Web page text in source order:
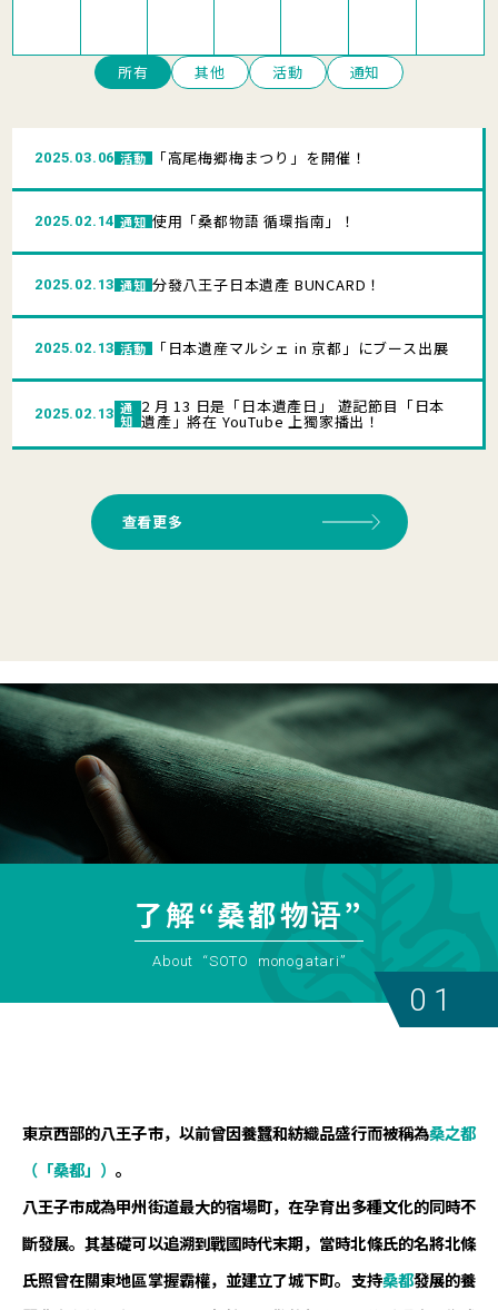
所有 其他 活動 通知
2025.03.06 活動 「高尾梅郷梅まつり」を開催！
2025.02.14 通知 使用「桑都物語 循環指南」！
2025.02.13 通知 分發八王子日本遺產 BUNCARD！
2025.02.13 活動 「日本遺産マルシェ in 京都」にブース出展
2025.02.13 通
知
2 月 13 日是「日本遺產日」 遊記節目「日本
遺產」將在 YouTube 上獨家播出！
查看更多
了解“桑都物语”
About “SOTO monogatari”
01
東京西部的八王子市，以前曾因養蠶和紡織品盛行而被稱為桑之都
（「桑都」） 。
八王子市成為甲州街道最大的宿場町，在孕育出多種文化的同時不
斷發展。其基礎可以追溯到戰國時代末期，當時北條氏的名將――北條
氏照曾在關東地區掌握霸權，並建立了城下町。支持桑都發展的養